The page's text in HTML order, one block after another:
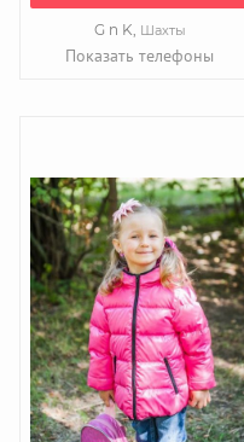
G n K, Шахты
Показать телефоны